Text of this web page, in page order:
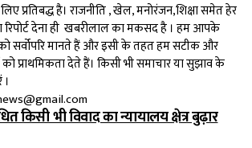
प्रतिबद्ध है। राजनीति , खेल, मनोरंजन,शिक्षा समेत हेर
रिपोर्ट देना ही खबरीलाल का मकसद है । हम आपके
सर्वोपरि मानते हैं और इसी के तहत हम सटीक और
को प्राथमिकता देते हैं। किसी भी समाचार या सुझाव के
किसी भी विवाद का न्यायालय क्षेत्र बुढ़ार